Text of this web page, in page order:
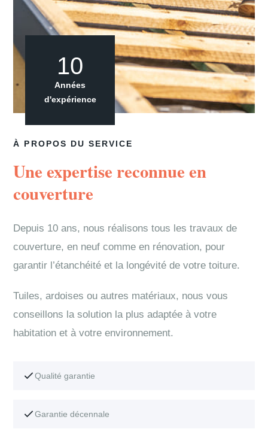
À PROPOS DU SERVICE
Une expertise reconnue en
couverture
Depuis 10 ans, nous réalisons tous les travaux de
couverture, en neuf comme en rénovation, pour
garantir l’étanchéité et la longévité de votre toiture.
Tuiles, ardoises ou autres matériaux, nous vous
conseillons la solution la plus adaptée à votre
habitation et à votre environnement.
Qualité garantie
Garantie décennale
10
Années
d'expérience